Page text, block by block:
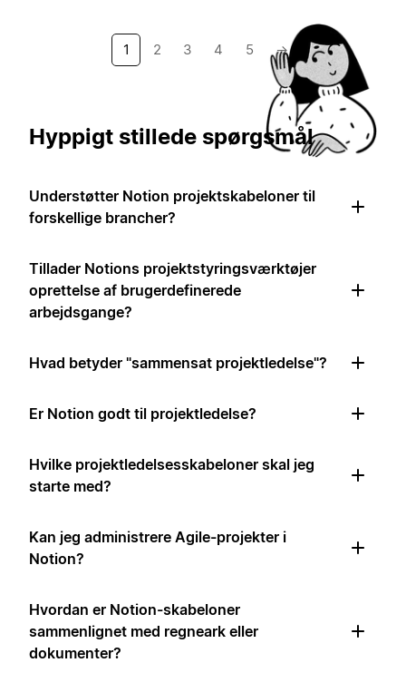
1 2 3 4 5 →
Hyppigt stillede spørgsmål
Understøtter Notion projektskabeloner til
forskellige brancher?
Tillader Notions projektstyringsværktøjer
oprettelse af brugerdefinerede
arbejdsgange?
Hvad betyder "sammensat projektledelse"?
Er Notion godt til projektledelse?
Hvilke projektledelsesskabeloner skal jeg
starte med?
Kan jeg administrere Agile-projekter i
Notion?
Hvordan er Notion-skabeloner
sammenlignet med regneark eller
dokumenter?